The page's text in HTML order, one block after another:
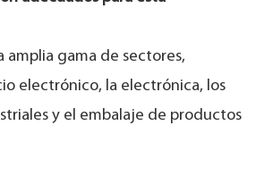
amplia gama de sectores,
electrónico, la electrónica, los
y el embalaje de productos